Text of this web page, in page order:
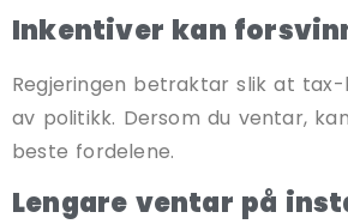
Inkentiver kan
Regjeringen betraktar slik at
av politikk. Dersom du ventar,
beste fordelene.
Lengare ventar på